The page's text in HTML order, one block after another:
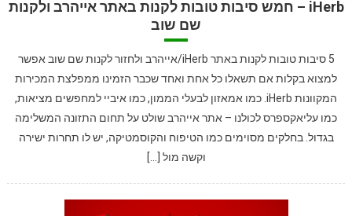
iHerb – חמש סיבות טובות לקנות באתר אייהרב ולקנות
שם שוב
5 סיבות טובות לקנות באתר iHerb/אייהרב ולחזור לקנות שם שוב אפשר
למצוא בקלות אם תשאלו כל אחת ואחד שכבר הזמינו ממפלצת המכירות
המקוונות iHerb. כמו אמאזון לבעלי הממון, כמו איביי למחפשים מציאות,
כמו עליאקספרס לכולנו – אתר אייהרב שולט על תחום התזונה המשלימה
בגדול. בחלקים מסוימים כמו הטיפוח והקוסמטיקה, יש לו תחרות ישירה
וקשה מול […]